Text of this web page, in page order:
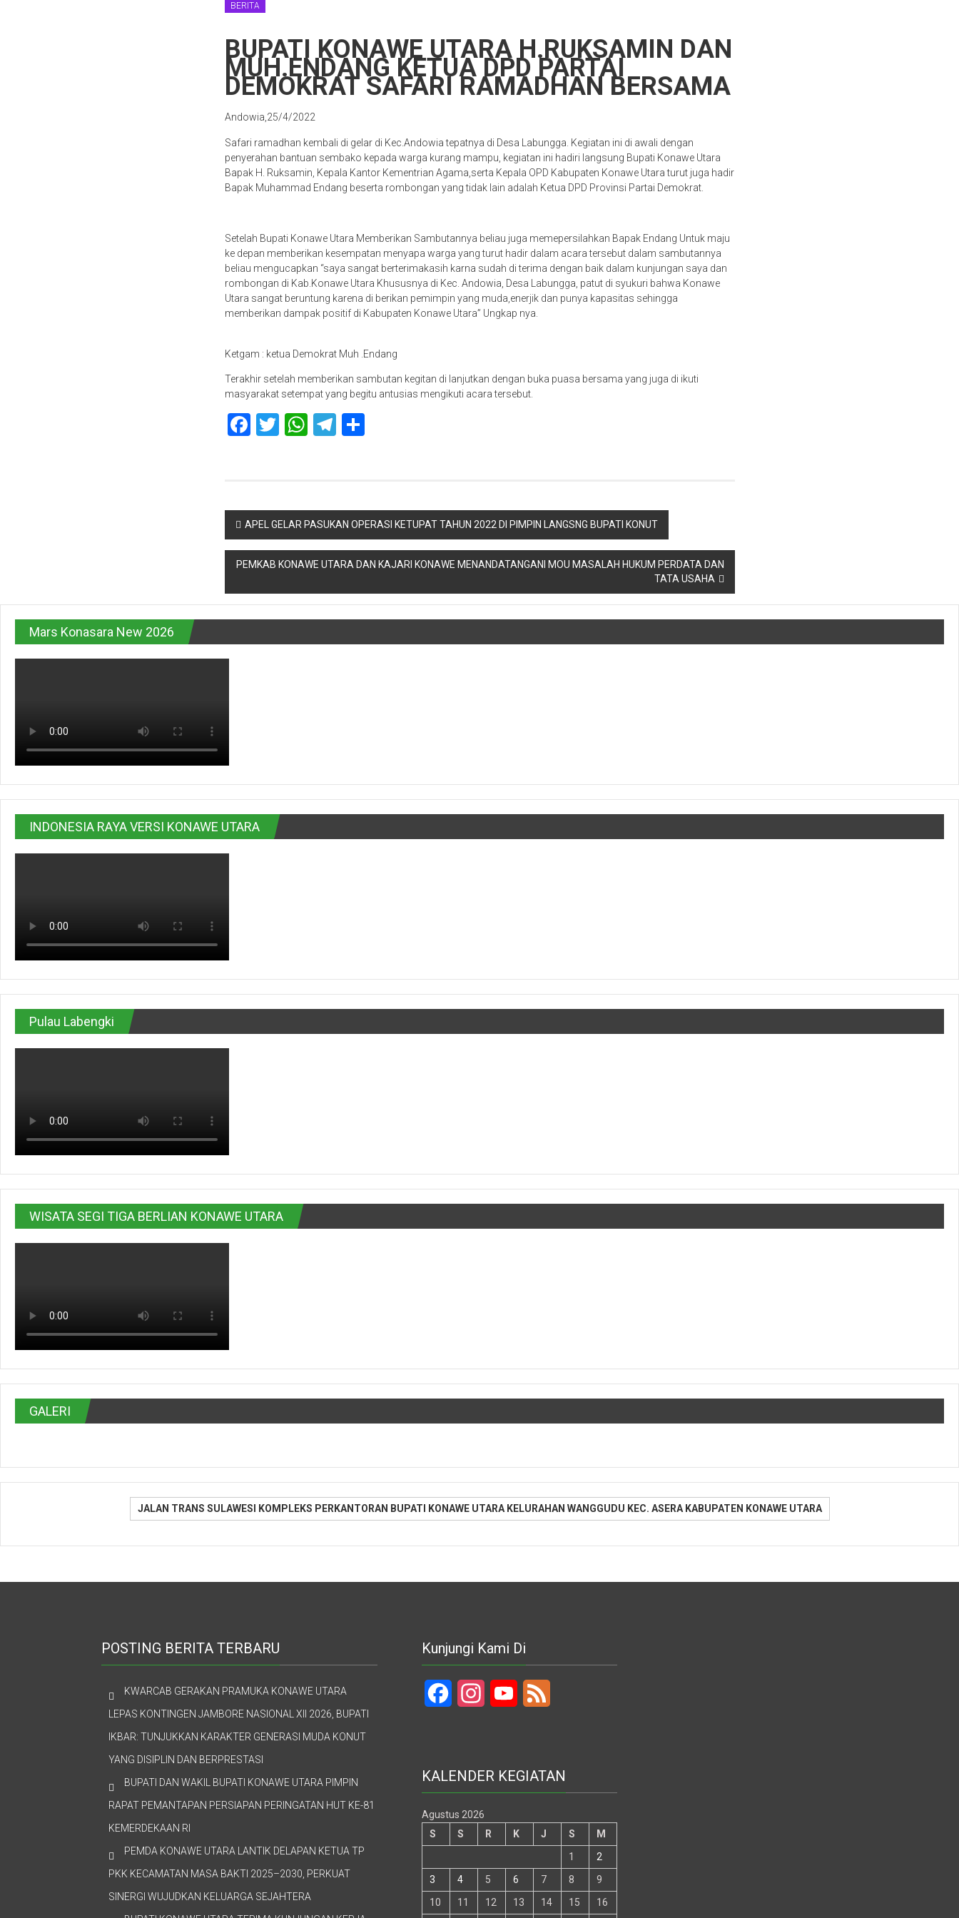
BERITA
BUPATI KONAWE UTARA H.RUKSAMIN DAN
MUH.ENDANG KETUA DPD PARTAI
DEMOKRAT SAFARI RAMADHAN BERSAMA
Andowia,25/4/2022
Safari ramadhan kembali di gelar di Kec.Andowia tepatnya di Desa Labungga. Kegiatan ini di awali dengan
penyerahan bantuan sembako kepada warga kurang mampu, kegiatan ini hadiri langsung Bupati Konawe Utara
Bapak H. Ruksamin, Kepala Kantor Kementrian Agama,serta Kepala OPD Kabupaten Konawe Utara turut juga hadir
Bapak Muhammad Endang beserta rombongan yang tidak lain adalah Ketua DPD Provinsi Partai Demokrat.
Setelah Bupati Konawe Utara Memberikan Sambutannya beliau juga memepersilahkan Bapak Endang Untuk maju
ke depan memberikan kesempatan menyapa warga yang turut hadir dalam acara tersebut dalam sambutannya
beliau mengucapkan “saya sangat berterimakasih karna sudah di terima dengan baik dalam kunjungan saya dan
rombongan di Kab.Konawe Utara Khususnya di Kec. Andowia, Desa Labungga, patut di syukuri bahwa Konawe
Utara sangat beruntung karena di berikan pemimpin yang muda,enerjik dan punya kapasitas sehingga
memberikan dampak positif di Kabupaten Konawe Utara” Ungkap nya.
Ketgam : ketua Demokrat Muh .Endang
Terakhir setelah memberikan sambutan kegitan di lanjutkan dengan buka puasa bersama yang juga di ikuti
masyarakat setempat yang begitu antusias mengikuti acara tersebut.
Facebook
Twitter
WhatsApp
Telegram
Share
Navigasi
pos
APEL GELAR PASUKAN OPERASI KETUPAT TAHUN 2022 DI PIMPIN LANGSNG BUPATI KONUT
PEMKAB KONAWE UTARA DAN KAJARI KONAWE MENANDATANGANI MOU MASALAH HUKUM PERDATA DAN
TATA USAHA
Mars Konasara New 2026
INDONESIA RAYA VERSI KONAWE UTARA
Pulau Labengki
WISATA SEGI TIGA BERLIAN KONAWE UTARA
GALERI
JALAN TRANS SULAWESI KOMPLEKS PERKANTORAN BUPATI KONAWE UTARA KELURAHAN WANGGUDU KEC. ASERA KABUPATEN KONAWE UTARA
POSTING BERITA TERBARU
KWARCAB GERAKAN PRAMUKA KONAWE UTARA
LEPAS KONTINGEN JAMBORE NASIONAL XII 2026, BUPATI
IKBAR: TUNJUKKAN KARAKTER GENERASI MUDA KONUT
YANG DISIPLIN DAN BERPRESTASI
BUPATI DAN WAKIL BUPATI KONAWE UTARA PIMPIN
RAPAT PEMANTAPAN PERSIAPAN PERINGATAN HUT KE-81
KEMERDEKAAN RI
PEMDA KONAWE UTARA LANTIK DELAPAN KETUA TP
PKK KECAMATAN MASA BAKTI 2025–2030, PERKUAT
SINERGI WUJUDKAN KELUARGA SEJAHTERA
Kunjungi Kami Di
FacebookInstagramYouTube
KALENDER KEGIATAN
Agustus 2026
S
S R K J S
M
1
2
3
4 5 6 7 8
9
10
11 12 13 14 15 16